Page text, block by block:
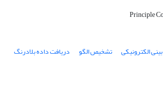
بینی الکترونیکی تشخیص الگو
دریافت داده بلادرنگ